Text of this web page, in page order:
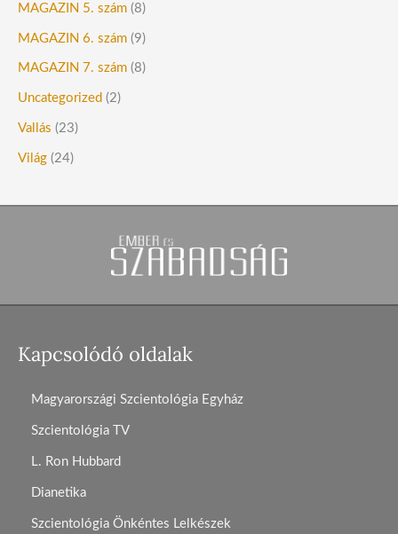
MAGAZIN 5. szám (8)
MAGAZIN 6. szám (9)
MAGAZIN 7. szám (8)
Uncategorized (2)
Vallás (23)
Világ (24)
Kapcsolódó oldalak
Magyarországi Szcientológia Egyház
Szcientológia TV
L. Ron Hubbard
Dianetika
Szcientológia Önkéntes Lelkészek